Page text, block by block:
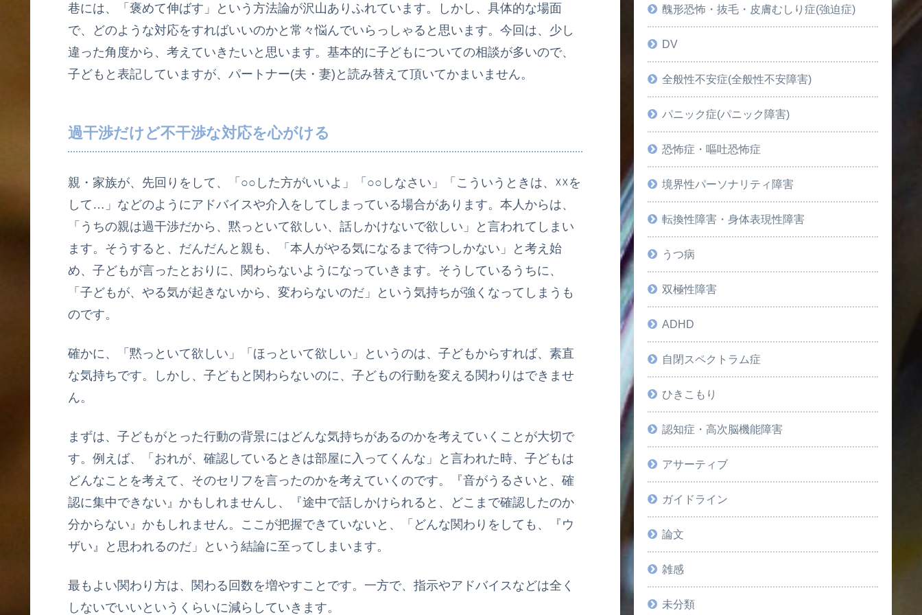
巷には、「褒めて伸ばす」という方法論が沢山ありふれています。しかし、具体的な場面
で、どのような対応をすればいいのかと常々悩んでいらっしゃると思います。今回は、少し
違った角度から、考えていきたいと思います。基本的に子どもについての相談が多いので、
子どもと表記していますが、パートナー(夫・妻)と読み替えて頂いてかまいません。
過干渉だけど不干渉な対応を心がける
親・家族が、先回りをして、「○○した方がいいよ」「○○しなさい」「こういうときは、☓☓を
して…」などのようにアドバイスや介入をしてしまっている場合があります。本人からは、
「うちの親は過干渉だから、黙っといて欲しい、話しかけないで欲しい」と言われてしまい
ます。そうすると、だんだんと親も、「本人がやる気になるまで待つしかない」と考え始
め、子どもが言ったとおりに、関わらないようになっていきます。そうしているうちに、
「子どもが、やる気が起きないから、変わらないのだ」という気持ちが強くなってしまうも
のです。
確かに、「黙っといて欲しい」「ほっといて欲しい」というのは、子どもからすれば、素直
な気持ちです。しかし、子どもと関わらないのに、子どもの行動を変える関わりはできませ
ん。
まずは、子どもがとった行動の背景にはどんな気持ちがあるのかを考えていくことが大切で
す。例えば、「おれが、確認しているときは部屋に入ってくんな」と言われた時、子どもは
どんなことを考えて、そのセリフを言ったのかを考えていくのです。『音がうるさいと、確
認に集中できない』かもしれませんし、『途中で話しかけられると、どこまで確認したのか
分からない』かもしれません。ここが把握できていないと、「どんな関わりをしても、『ウ
ザい』と思われるのだ」という結論に至ってしまいます。
最もよい関わり方は、関わる回数を増やすことです。一方で、指示やアドバイスなどは全く
しないでいいというくらいに減らしていきます。
醜形恐怖・抜毛・皮膚むしり症(強迫症)
DV
全般性不安症(全般性不安障害)
パニック症(パニック障害)
恐怖症・嘔吐恐怖症
境界性パーソナリティ障害
転換性障害・身体表現性障害
うつ病
双極性障害
ADHD
自閉スペクトラム症
ひきこもり
認知症・高次脳機能障害
アサーティブ
ガイドライン
論文
雑感
未分類